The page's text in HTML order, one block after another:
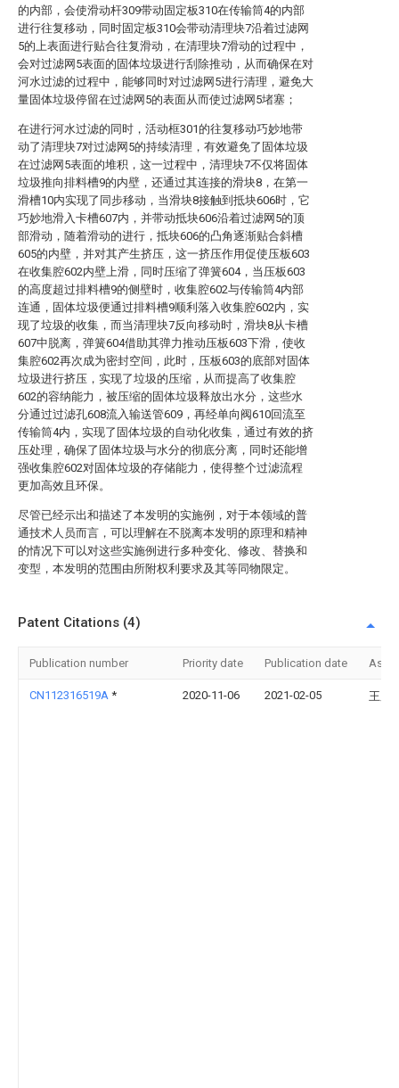
的内部，会使滑动杆309带动固定板310在传输筒4的内部
进行往复移动，同时固定板310会带动清理块7沿着过滤网
5的上表面进行贴合往复滑动，在清理块7滑动的过程中，
会对过滤网5表面的固体垃圾进行刮除推动，从而确保在对
河水过滤的过程中，能够同时对过滤网5进行清理，避免大
量固体垃圾停留在过滤网5的表面从而使过滤网5堵塞；
在进行河水过滤的同时，活动框301的往复移动巧妙地带
动了清理块7对过滤网5的持续清理，有效避免了固体垃圾
在过滤网5表面的堆积，这一过程中，清理块7不仅将固体
垃圾推向排料槽9的内壁，还通过其连接的滑块8，在第一
滑槽10内实现了同步移动，当滑块8接触到抵块606时，它
巧妙地滑入卡槽607内，并带动抵块606沿着过滤网5的顶
部滑动，随着滑动的进行，抵块606的凸角逐渐贴合斜槽
605的内壁，并对其产生挤压，这一挤压作用促使压板603
在收集腔602内壁上滑，同时压缩了弹簧604，当压板603
的高度超过排料槽9的侧壁时，收集腔602与传输筒4内部
连通，固体垃圾便通过排料槽9顺利落入收集腔602内，实
现了垃圾的收集，而当清理块7反向移动时，滑块8从卡槽
607中脱离，弹簧604借助其弹力推动压板603下滑，使收
集腔602再次成为密封空间，此时，压板603的底部对固体
垃圾进行挤压，实现了垃圾的压缩，从而提高了收集腔
602的容纳能力，被压缩的固体垃圾释放出水分，这些水
分通过过滤孔608流入输送管609，再经单向阀610回流至
传输筒4内，实现了固体垃圾的自动化收集，通过有效的挤
压处理，确保了固体垃圾与水分的彻底分离，同时还能增
强收集腔602对固体垃圾的存储能力，使得整个过滤流程
更加高效且环保。
尽管已经示出和描述了本发明的实施例，对于本领域的普
通技术人员而言，可以理解在不脱离本发明的原理和精神
的情况下可以对这些实施例进行多种变化、修改、替换和
变型，本发明的范围由所附权利要求及其等同物限定。
Patent Citations (4)
Publication number Priority date Publication date
CN112316519A * 2020-11-06 2021-02-05 王厂